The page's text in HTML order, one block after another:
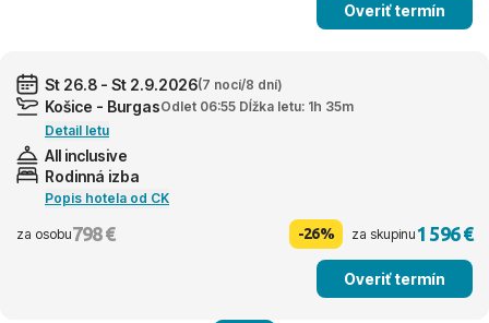
Overiť termín
St 26.8 - St 2.9.2026(7 nocí/8 dní)
Košice - BurgasOdlet 06:55 Dĺžka letu: 1h 35m
Detail letu
All inclusive
Rodinná izba
Popis hotela od CK
za osobu798 € -26% za skupinu1 596 €
Overiť termín